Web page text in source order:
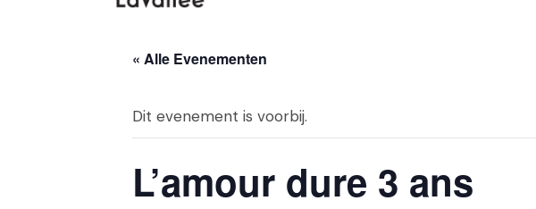
« Alle Evenementen
Dit evenement is voorbij.
L’amour dure 3 ans